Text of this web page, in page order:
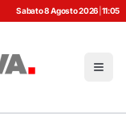
Sabato 8 Agosto 2026 11:05